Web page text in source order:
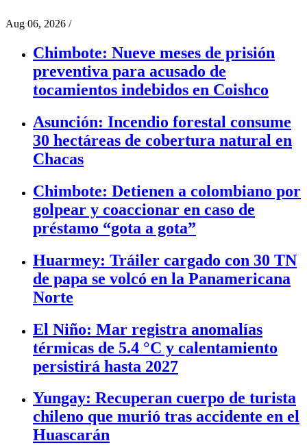
Aug 06, 2026 /
Chimbote: Nueve meses de prisión
preventiva para acusado de
tocamientos indebidos en Coishco
Asunción: Incendio forestal consume
30 hectáreas de cobertura natural en
Chacas
Chimbote: Detienen a colombiano por
golpear y coaccionar en caso de
préstamo “gota a gota”
Huarmey: Tráiler cargado con 30 TN
de papa se volcó en la Panamericana
Norte
El Niño: Mar registra anomalías
térmicas de 5.4 °C y calentamiento
persistirá hasta 2027
Yungay: Recuperan cuerpo de turista
chileno que murió tras accidente en el
Huascarán